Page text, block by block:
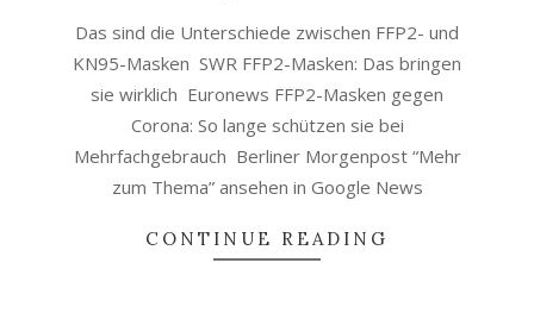
Das sind die Unterschiede zwischen FFP2- und
KN95-Masken SWR FFP2-Masken: Das bringen
sie wirklich Euronews FFP2-Masken gegen
Corona: So lange schützen sie bei
Mehrfachgebrauch Berliner Morgenpost “Mehr
zum Thema” ansehen in Google News
CONTINUE READING